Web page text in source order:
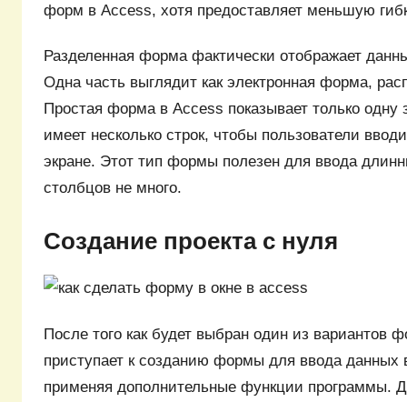
форм в Access, хотя предоставляет меньшую
Разделенная форма фактически отображает
Одна часть выглядит как электронная форма,
Простая форма в Access показывает только одну
имеет несколько строк, чтобы пользователи
экране. Этот тип формы полезен для ввода
столбцов не много.
Создание проекта с нуля
После того как будет выбран один из вариантов
приступает к созданию формы для ввода данных
применяя дополнительные функции программы.